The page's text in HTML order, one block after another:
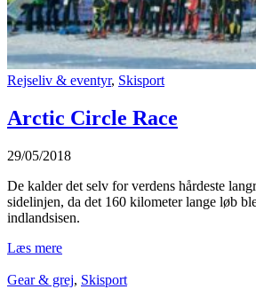
Rejseliv & eventyr, Skisport
Arctic Circle Race
29/05/2018
De kalder det selv for verdens hårdeste
sidelinjen, da det 160 kilometer lange løb
indlandsisen.
Læs mere
Gear & grej, Skisport